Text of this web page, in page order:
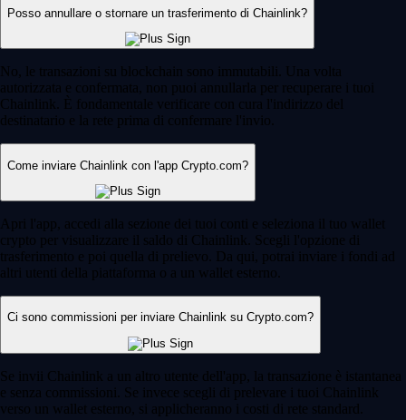
Posso annullare o stornare un trasferimento di Chainlink?
No, le transazioni su blockchain sono immutabili. Una volta
autorizzata e confermata, non puoi annullarla per recuperare i tuoi
Chainlink. È fondamentale verificare con cura l'indirizzo del
destinatario e la rete prima di confermare l'invio.
Come inviare Chainlink con l'app Crypto.com?
Apri l'app, accedi alla sezione dei tuoi conti e seleziona il tuo wallet
crypto per visualizzare il saldo di Chainlink. Scegli l'opzione di
trasferimento e poi quella di prelievo. Da qui, potrai inviare i fondi ad
altri utenti della piattaforma o a un wallet esterno.
Ci sono commissioni per inviare Chainlink su Crypto.com?
Se invii Chainlink a un altro utente dell'app, la transazione è istantanea
e senza commissioni. Se invece scegli di prelevare i tuoi Chainlink
verso un wallet esterno, si applicheranno i costi di rete standard.